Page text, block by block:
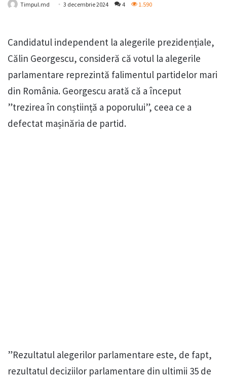
Timpul.md 3 decembrie 2024 4 1.590
Candidatul independent la alegerile prezidențiale,
Călin Georgescu, consideră că votul la alegerile
parlamentare reprezintă falimentul partidelor mari
din România. Georgescu arată că a început
”trezirea în conștiință a poporului”, ceea ce a
defectat mașinăria de partid.
”Rezultatul alegerilor parlamentare este, de fapt,
rezultatul deciziilor parlamentare din ultimii 35 de